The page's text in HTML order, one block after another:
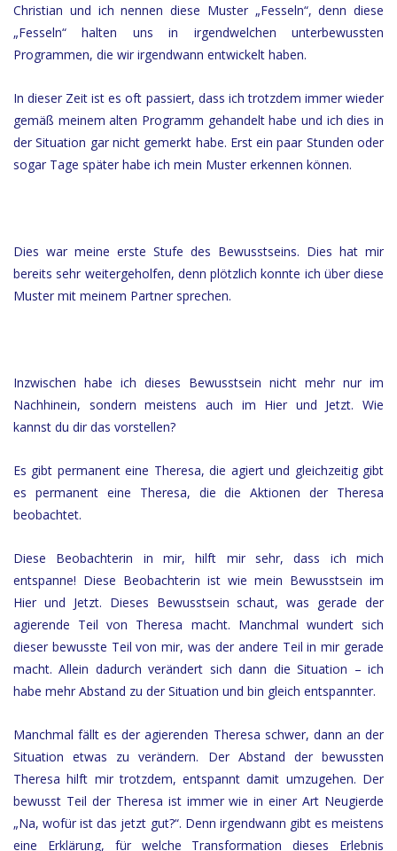
Christian und ich nennen diese Muster „Fesseln“, denn diese
„Fesseln“ halten uns in irgendwelchen unterbewussten
Programmen, die wir irgendwann entwickelt haben.
In dieser Zeit ist es oft passiert, dass ich trotzdem immer wieder
gemäß meinem alten Programm gehandelt habe und ich dies in
der Situation gar nicht gemerkt habe. Erst ein paar Stunden oder
sogar Tage später habe ich mein Muster erkennen können.
Dies war meine erste Stufe des Bewusstseins. Dies hat mir
bereits sehr weitergeholfen, denn plötzlich konnte ich über diese
Muster mit meinem Partner sprechen.
Inzwischen habe ich dieses Bewusstsein nicht mehr nur im
Nachhinein, sondern meistens auch im Hier und Jetzt. Wie
kannst du dir das vorstellen?
Es gibt permanent eine Theresa, die agiert und gleichzeitig gibt
es permanent eine Theresa, die die Aktionen der Theresa
beobachtet.
Diese Beobachterin in mir, hilft mir sehr, dass ich mich
entspanne! Diese Beobachterin ist wie mein Bewusstsein im
Hier und Jetzt. Dieses Bewusstsein schaut, was gerade der
agierende Teil von Theresa macht. Manchmal wundert sich
dieser bewusste Teil von mir, was der andere Teil in mir gerade
macht. Allein dadurch verändert sich dann die Situation – ich
habe mehr Abstand zu der Situation und bin gleich entspannter.
Manchmal fällt es der agierenden Theresa schwer, dann an der
Situation etwas zu verändern. Der Abstand der bewussten
Theresa hilft mir trotzdem, entspannt damit umzugehen. Der
bewusst Teil der Theresa ist immer wie in einer Art Neugierde
„Na, wofür ist das jetzt gut?“. Denn irgendwann gibt es meistens
eine Erklärung, für welche Transformation dieses Erlebnis